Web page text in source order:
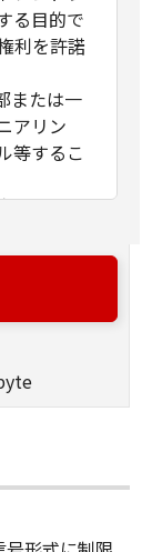
る目的で
利を許諾
または一
アリン
等するこ
ジャパン
のために
と、ま
ャパン
て生ず
つい
任を負い